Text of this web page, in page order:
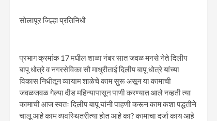
सोलापूर जिल्हा प्रतिनिधी
प्रभाग क्रमांक 17 मधील शाळा नंबर सात जवळ मनसे नेते दिलीप
बापू धोत्रे व नगरसेविका सौ माधुरीताई दिलीप बापू धोत्रे यांच्या
विकास निधीतून व्यायाम शाळेचे काम सुरू असून या कामाची
जवळजवळ गेल्या दीड महिन्यापासून पाणी करण्यात आले नव्हती त्या
कामाची आज स्वतः दिलीप बापू यांनी पाहणी करून काम कशा पद्धतीने
चालू आहे काम व्यवस्थितरीत्या होत आहे का? कामाचा दर्जा काय आहे